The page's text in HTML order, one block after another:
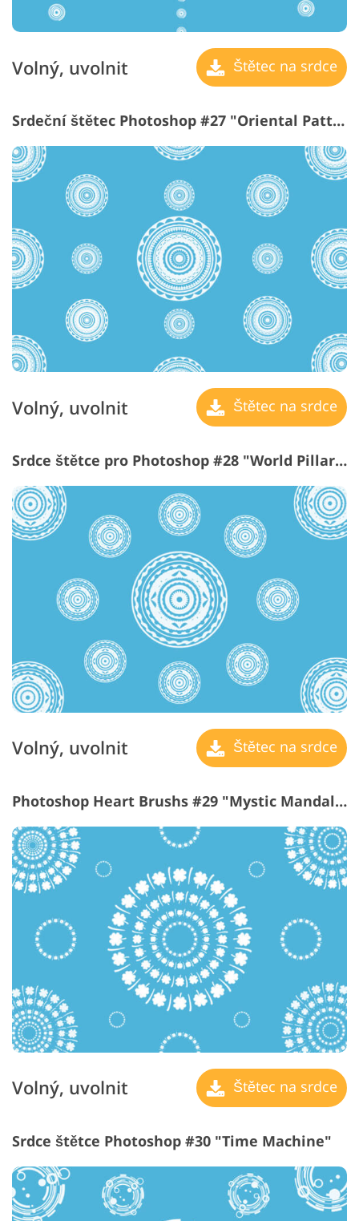
Volný, uvolnit Štětec na srdce
Srdeční štětec Photoshop #27 "Oriental Patterns"
Volný, uvolnit Štětec na srdce
Srdce štětce pro Photoshop #28 "World Pillars"
Volný, uvolnit Štětec na srdce
Photoshop Heart Brushs #29 "Mystic Mandala"
Volný, uvolnit Štětec na srdce
Srdce štětce Photoshop #30 "Time Machine"